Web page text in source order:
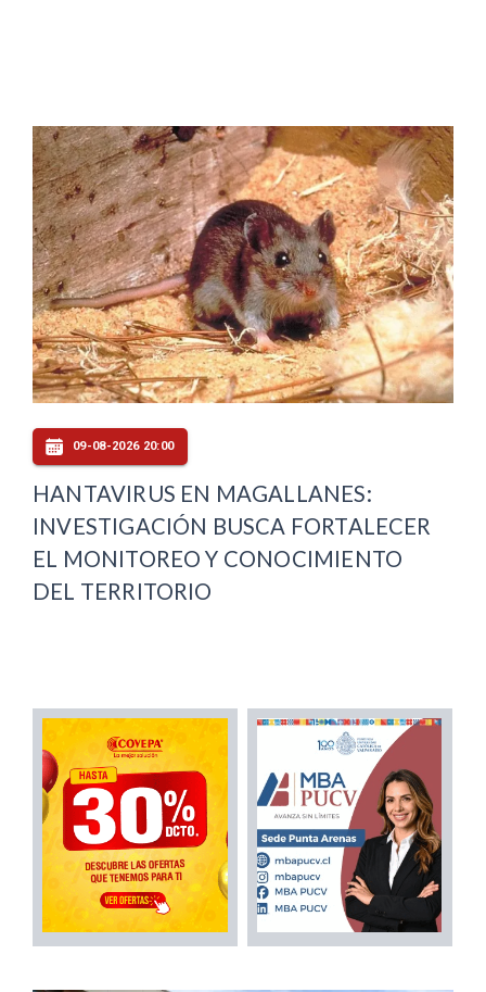
09-08-2026 20:00
HANTAVIRUS EN MAGALLANES:
INVESTIGACIÓN BUSCA FORTALECER
EL MONITOREO Y CONOCIMIENTO
DEL TERRITORIO